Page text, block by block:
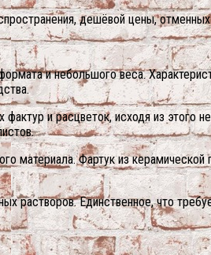
дешёвой цены,
и небольшого веса.
и расцветок, исходя из
материала. Фартук из
растворов. Единственное, что